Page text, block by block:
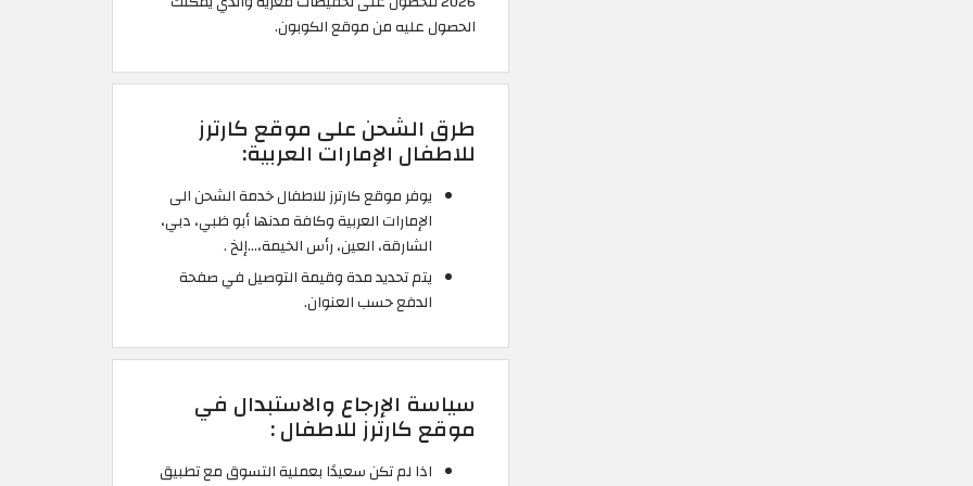
الحصول عليه من موقع الكوبون.
طرق الشحن على موقع كارترز
للاطفال الإمارات العربية:
يوفر موقع كارترز للاطفال خدمة الشحن الى
الإمارات العربية وكافة مدنها أبو ظبي، دبي،
الشارقة، العين، رأس الخيمة،…إلخ .
يتم تحديد مدة وقيمة التوصيل في صفحة
الدفع حسب العنوان.
سياسة الإرجاع والاستبدال في
موقع كارترز للاطفال :
اذا لم تكن سعيدًا بعملية التسوق مع تطبيق